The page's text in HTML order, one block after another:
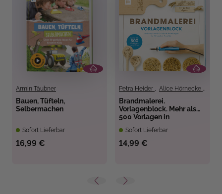
Armin Täubner
Bauen, Tüfteln,
Selbermachen
Sofort Lieferbar
16,99 €
Petra Heider , Alice Hörnecke ,
Brandmalerei.
Vorlagenblock. Mehr als
500 Vorlagen in
Sofort Lieferbar
14,99 €